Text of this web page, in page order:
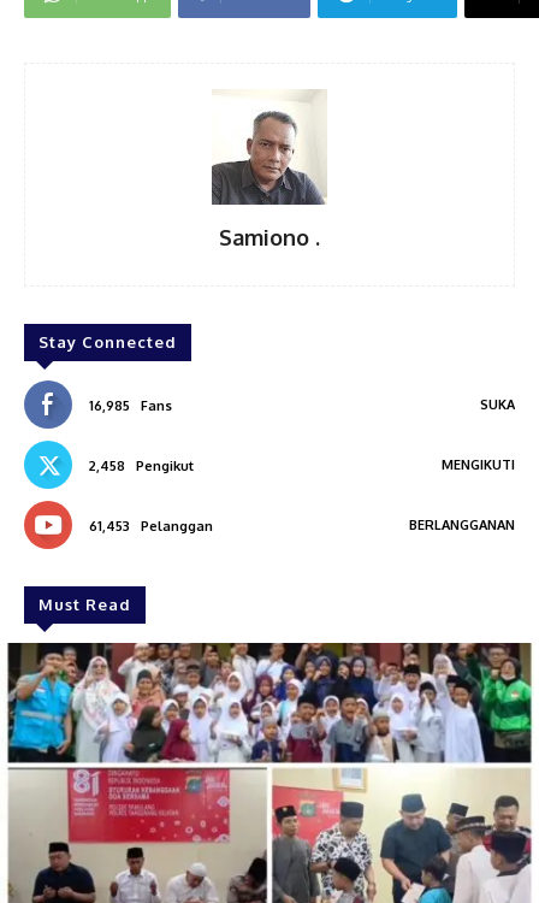
Samiono .
Stay Connected
16,985 Fans SUKA
2,458 Pengikut MENGIKUTI
61,453 Pelanggan BERLANGGANAN
Must Read